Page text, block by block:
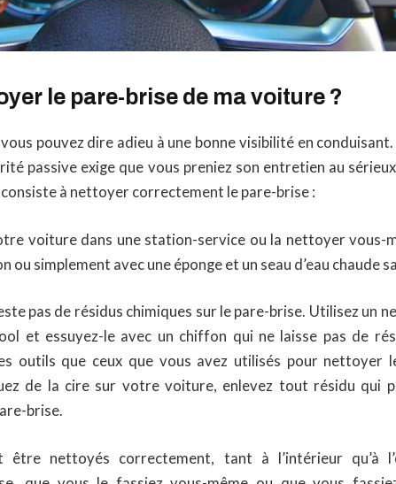
le pare-brise de ma voiture ?
pouvez dire adieu à une bonne visibilité en conduisant.
passive exige que vous preniez son entretien au
à nettoyer correctement le pare-brise :
voiture dans une station-service ou la nettoyer vous-
simplement avec une éponge et un seau d’eau chaude
pas de résidus chimiques sur le pare-brise. Utilisez un
et essuyez-le avec un chiffon qui ne laisse pas de
outils que ceux que vous avez utilisés pour nettoyer
de la cire sur votre voiture, enlevez tout résidu qui
brise.
être nettoyés correctement, tant à l’intérieur qu’à